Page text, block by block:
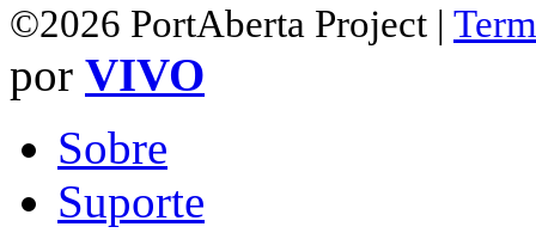
©2026 PortAberta Project |
por VIVO
Sobre
Suporte